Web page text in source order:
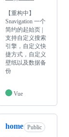
【重构中】
Snavigation 一个
简约的起始页 |
支持自定义搜索
引擎，自定义快
捷方式，自定义
壁纸以及数据备
份
Vue
home Public